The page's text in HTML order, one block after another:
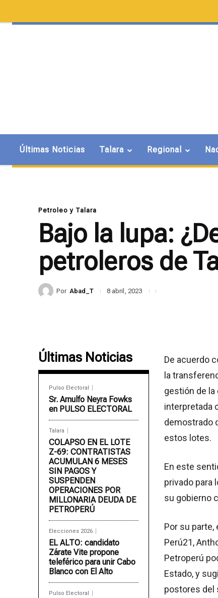
Últimas Noticias Talara Regional
Petroleo y Talara
Bajo la lupa:
petroleros de
Por Abad_T 8 abril, 2023
Últimas Noticias
Pulso Electoral
Sr. Arnulfo Neyra Fowks
en PULSO ELECTORAL
Talara
COLAPSO EN EL LOTE
Z-69: CONTRATISTAS
ACUMULAN 6 MESES
SIN PAGOS Y
SUSPENDEN
OPERACIONES POR
MILLONARIA DEUDA DE
PETROPERÚ
Elecciones 2026
EL ALTO: candidato
Zárate Vite propone
teleférico para unir Cabo
Blanco con El Alto
Pulso Electoral
De acuerdo
la
gestión de la
interpretada
demostrado
estos lotes.
En este
privado para
su gobierno
Por su
Perú21,
Petroperú
Estado, y
postores del